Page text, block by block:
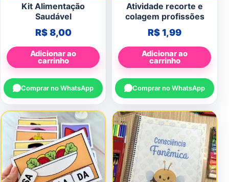
Kit Alimentação
Saudável
R$8,00
Adicionar ao
carrinho
Comprar no WhatsApp
Atividade recorte e
colagem profissões
R$1,99
Adicionar ao
carrinho
Comprar no WhatsApp